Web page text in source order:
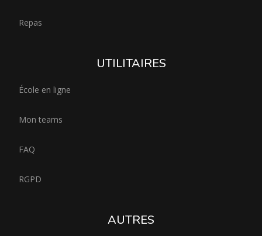
Repas
UTILITAIRES
École en ligne
Mon teams
FAQ
RGPD
AUTRES